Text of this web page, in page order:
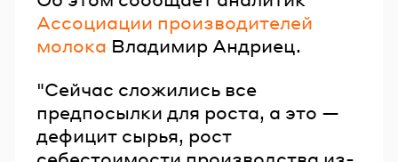
Ассоциации производителей
молока Владимир Андриец.
"Сейчас сложились все
предпосылки для роста, а это —
дефицит сырья, рост